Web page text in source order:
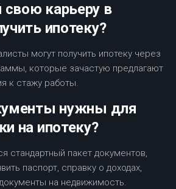
карьеру в
ипотеку?
могут получить ипотеку через
которые зачастую предлагают
к стажу работы.
нужны для
на ипотеку?
стандартный пакет документов,
паспорт, справку о доходах,
на недвижимость.